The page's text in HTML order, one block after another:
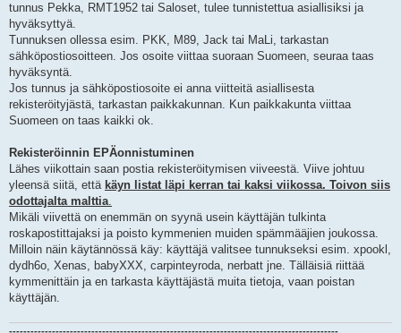
tunnus Pekka, RMT1952 tai Saloset, tulee tunnistettua asiallisiksi ja
hyväksyttyä.
Tunnuksen ollessa esim. PKK, M89, Jack tai MaLi, tarkastan
sähköpostiosoitteen. Jos osoite viittaa suoraan Suomeen, seuraa taas
hyväksyntä.
Jos tunnus ja sähköpostiosoite ei anna viitteitä asiallisesta
rekisteröityjästä, tarkastan paikkakunnan. Kun paikkakunta viittaa
Suomeen on taas kaikki ok.
Rekisteröinnin EPÄonnistuminen
Lähes viikottain saan postia rekisteröitymisen viiveestä. Viive johtuu
yleensä siitä, että käyn listat läpi kerran tai kaksi viikossa. Toivon siis
odottajalta malttia.
Mikäli viivettä on enemmän on syynä usein käyttäjän tulkinta
roskapostittajaksi ja poisto kymmenien muiden spämmääjien joukossa.
Milloin näin käytännössä käy: käyttäjä valitsee tunnukseksi esim. xpookl,
dydh6o, Xenas, babyXXX, carpinteyroda, nerbatt jne. Tälläisiä riittää
kymmenittäin ja en tarkasta käyttäjästä muita tietoja, vaan poistan
käyttäjän.